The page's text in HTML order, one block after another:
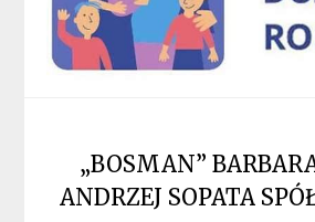
„BOSMAN”
ANDRZEJ SOPATA